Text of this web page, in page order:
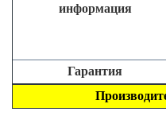
информация
Гарантия